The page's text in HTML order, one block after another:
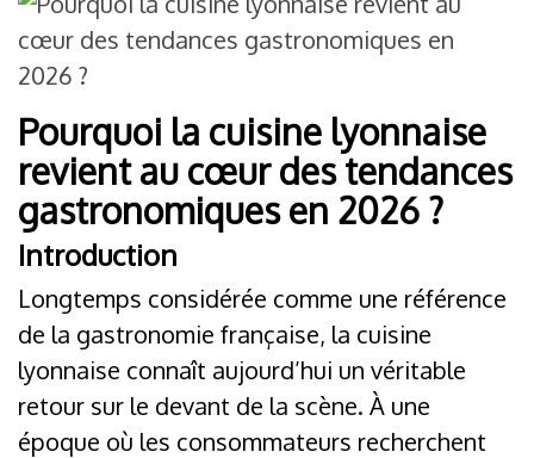
Pourquoi la cuisine lyonnaise
revient au cœur des tendances
gastronomiques en 2026 ?
Introduction
Longtemps considérée comme une référence
de la gastronomie française, la cuisine
lyonnaise connaît aujourd’hui un véritable
retour sur le devant de la scène. À une
époque où les consommateurs recherchent